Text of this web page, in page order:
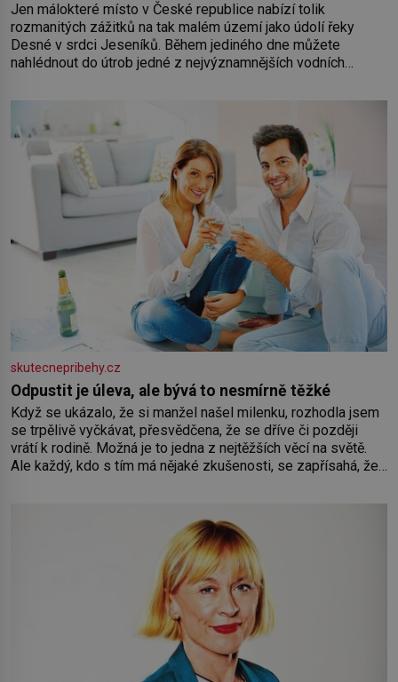
Jen málokteré místo v České republice nabízí tolik
rozmanitých zážitků na tak malém území jako údolí řeky
Desné v srdci Jeseníků. Během jediného dne můžete
nahlédnout do útrob jedné z nejvýznamnějších vodních
koloběžce a den zakončit poznáváním památek ve Velkých
skutecnepribehy.cz
Odpustit je úleva, ale bývá to nesmírně těžké
Když se ukázalo, že si manžel našel milenku, rozhodla jsem
se trpělivě vyčkávat, přesvědčena, že se dříve či později
vrátí k rodině. Možná je to jedna z nejtěžších věcí na světě.
Ale každý, kdo s tím má nějaké zkušenosti, se zapřísahá, že